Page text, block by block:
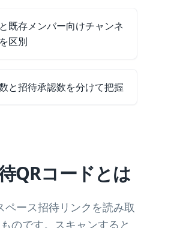
既存メンバー向けチャンネ
区別
と招待承認数を分けて把握
QRコードとは
ペース招待リンクを読み取
のです。スキャンすると